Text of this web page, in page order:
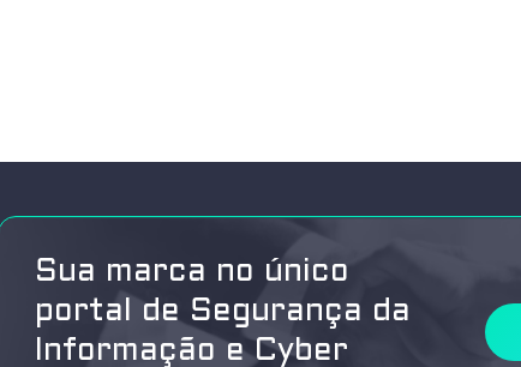
Sua marca no único
portal de Segurança da
Informação e Cyber